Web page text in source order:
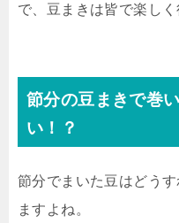
で、豆まきは皆で楽しく
節分の豆まきで巻
い！？
節分でまいた豆はどう
ますよね。